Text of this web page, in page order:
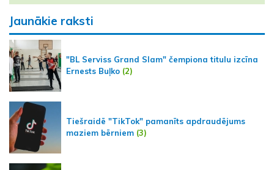
Jaunākie raksti
"BL Serviss Grand Slam" čempiona titulu izcīna
Ernests Buļko (2)
Tiešraidē "TikTok" pamanīts apdraudējums
maziem bērniem (3)